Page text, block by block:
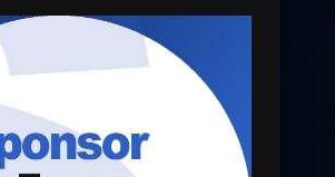
6 Agosto 2026 08:00
Cura dei beni comuni e
cittadinanza attiva: online
l’avviso per la gestione
condivisa della Villetta di
Laureto